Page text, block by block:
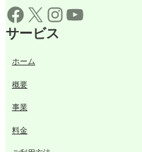
Facebook X Instagram YouTube
サービス
ホーム
概要
事業
料金